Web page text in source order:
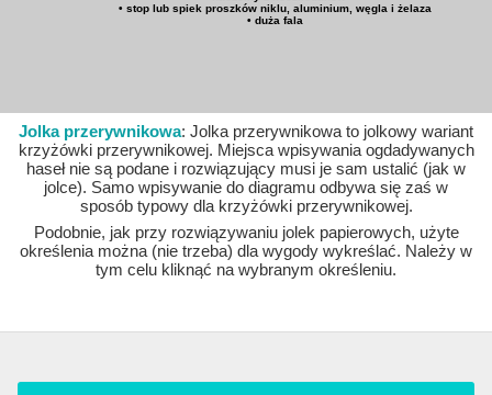
• stop lub spiek proszków niklu, aluminium, węgla i żelaza
• duża fala
Jolka przerywnikowa: Jolka przerywnikowa to jolkowy wariant
krzyżówki przerywnikowej. Miejsca wpisywania ogdadywanych
haseł nie są podane i rozwiązujący musi je sam ustalić (jak w
jolce). Samo wpisywanie do diagramu odbywa się zaś w
sposób typowy dla krzyżówki przerywnikowej.
Podobnie, jak przy rozwiązywaniu jolek papierowych, użyte
określenia można (nie trzeba) dla wygody wykreślać. Należy w
tym celu kliknąć na wybranym określeniu.